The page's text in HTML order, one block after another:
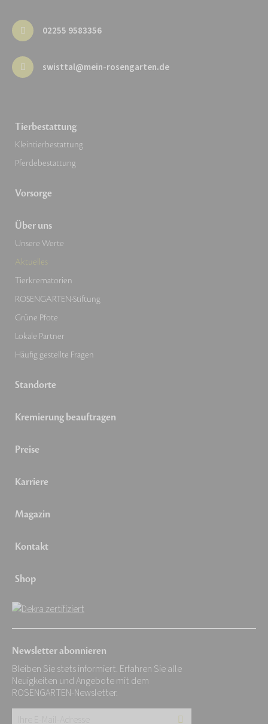
02255 9583356
swisttal@mein-rosengarten.de
Tierbestattung
Kleintierbestattung
Pferdebestattung
Vorsorge
Über uns
Unsere Werte
Aktuelles
Tierkrematorien
ROSENGARTEN-Stiftung
Grüne Pfote
Lokale Partner
Häufig gestellte Fragen
Standorte
Kremierung beauftragen
Preise
Karriere
Magazin
Kontakt
Shop
Newsletter abonnieren
Bleiben Sie stets informiert. Erfahren Sie alle
Neuigkeiten und Angebote mit dem
ROSENGARTEN-Newsletter.